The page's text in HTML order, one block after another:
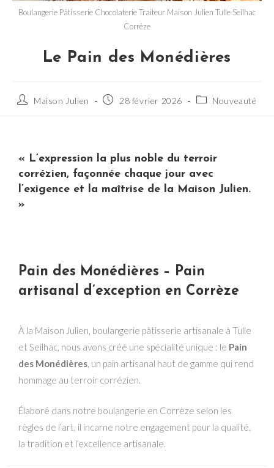
Boulangerie Pâtisserie Chocolaterie Traiteur Maison Julien Tulle Seilhac
Corrèze
Le Pain des Monédières
Maison Julien 28 février 2026 Nouveauté
« L’expression la plus noble du terroir
corrézien, façonnée chaque jour avec
l’exigence et la maîtrise de la Maison Julien.
»
Pain des Monédières – Pain
artisanal d’exception en Corrèze
À la Maison Julien, boulangerie pâtisserie artisanale à Tulle
et Seilhac, nous avons créé une spécialité unique : le Pain
des Monédières, un pain artisanal haut de gamme qui rend
hommage au terroir corrézien.
Élaboré dans notre boulangerie en Corrèze selon les
règles de l’art, il incarne notre engagement pour la qualité,
la tradition et l’excellence artisanale.